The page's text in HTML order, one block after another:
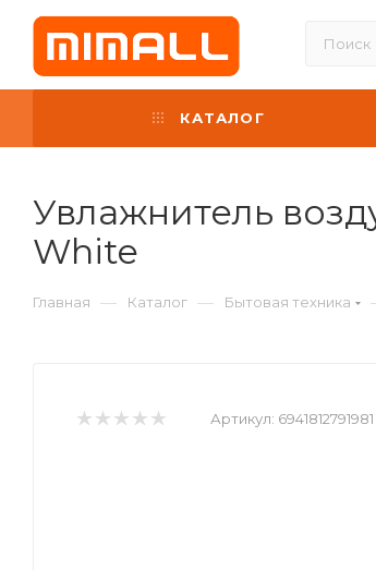
КАТАЛОГ
Увлажнитель
White
Главная — Каталог — Бытовая техника
Артикул: 6941812791981